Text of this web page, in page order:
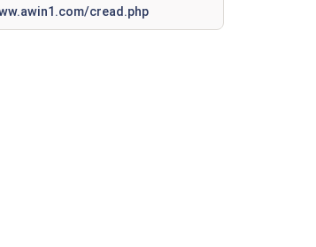
cread.php